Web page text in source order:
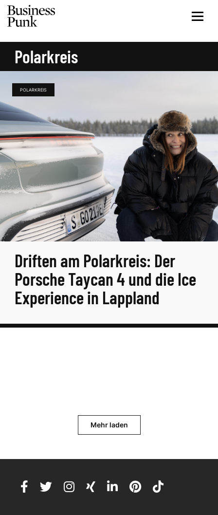
Polarkreis
POLARKREIS
Driften am Polarkreis: Der
Porsche Taycan 4 und die Ice
Experience in Lappland
Mehr laden